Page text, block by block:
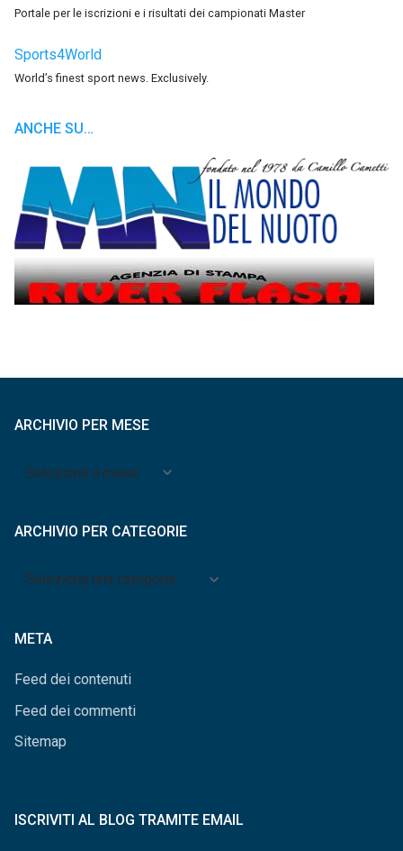
Portale per le iscrizioni e i risultati dei campionati Master
Sports4World
World’s finest sport news. Exclusively.
ANCHE SU…
ARCHIVIO PER MESE
Archivio
ARCHIVIO PER CATEGORIE
Archivio
META
Feed dei contenuti
Feed dei commenti
Sitemap
ISCRIVITI AL BLOG TRAMITE EMAIL